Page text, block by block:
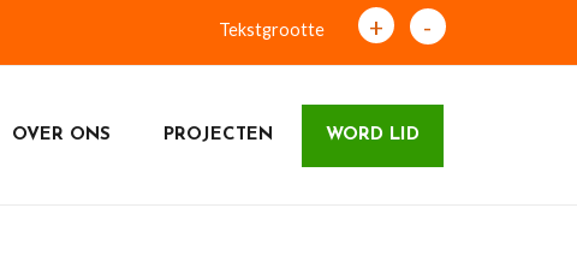
Tekstgrootte + -
OVER ONS PROJECTEN WORD LID